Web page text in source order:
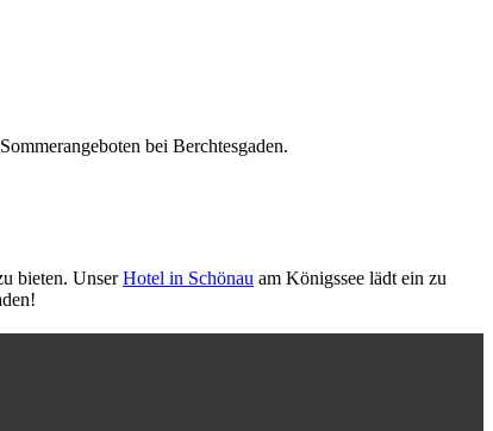
bei Berchtesgaden.
bieten. UnserHotel in Schönau am Königssee lädt ein zu